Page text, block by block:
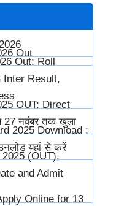
Out
Out: Roll
Result,
OUT: Direct
27 नवंबर तक खुला
2025 Download :
यहां से करें
(OUT),
and Admit
Online for 13